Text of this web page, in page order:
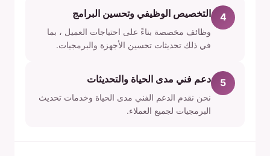
4 التخصيص الوظيفي وتحسين البرامج
وظائف مخصصة بناءً على احتياجات العميل ، بما
في ذلك تحديثات تحسين الأجهزة والبرمجيات.
5 دعم فني مدى الحياة والتحديثات
نحن نقدم الدعم الفني مدى الحياة وخدمات تحديث
البرمجيات لجميع العملاء.